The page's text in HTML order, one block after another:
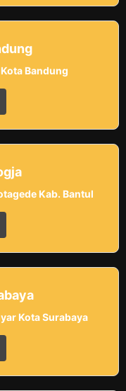
Bandung
Kab. Bantul
Kota Surabaya